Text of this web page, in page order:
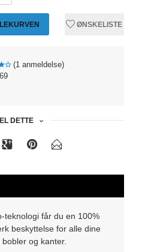
ØNSKELISTE
(1 anmeldelse)
DETTE
teknologi får du en 100%
beskyttelse for alle dine
og kanter.